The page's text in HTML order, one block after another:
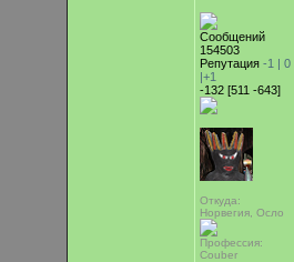
Сообщений
154503
Репутация -1 | 0
|+1
-132 [511 -643]
Откуда:
Норвегия, Осло
Профессия:
Couber